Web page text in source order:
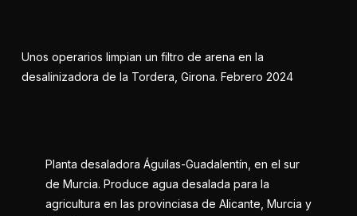
Unos operarios limpian un filtro de arena en la
desalinizadora de la Tordera, Girona. Febrero 2024
Planta desaladora Águilas-Guadalentín, en el sur
de Murcia. Produce agua desalada para la
agricultura en las provinciasa de Alicante, Murcia y